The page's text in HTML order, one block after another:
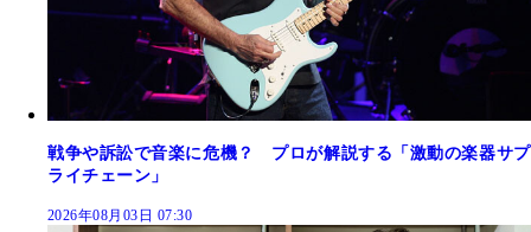
戦争や訴訟で音楽に危機？ プロが解説する「激動の楽器サプ
ライチェーン」
2026年08月03日 07:30